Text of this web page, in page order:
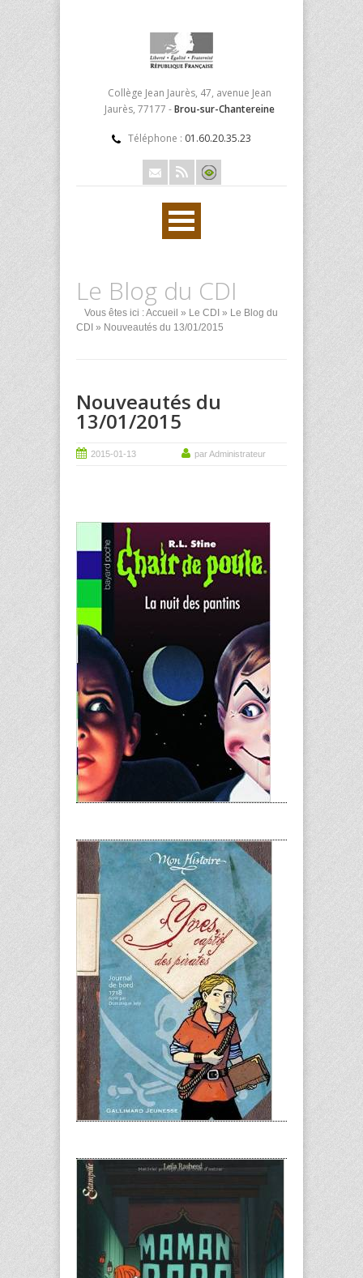
Collège Jean Jaurès, 47, avenue Jean
Jaurès, 77177 -Brou-sur-Chantereine
Téléphone : 01.60.20.35.23
Le Blog du CDI
Vous êtes ici :Accueil » Le CDI » Le Blog du
CDI » Nouveautés du 13/01/2015
Nouveautés du
13/01/2015
2015-01-13 par Administrateur